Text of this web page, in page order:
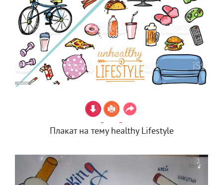
Плакат на тему healthy Lifestyle